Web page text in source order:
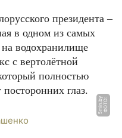
президента –
в одном из самых
водохранилище
с вертолётной
полностью
посторонних глаз.
Ф
О
Т
О:
5
mi
n.
b
y